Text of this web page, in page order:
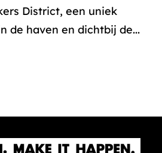
District, een uniek
de haven en dichtbij de...